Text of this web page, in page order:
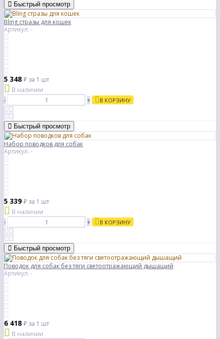
Быстрый просмотр
Bling стразы для кошек
Артикул: -
5 348 ₽ за 1 шт
В наличии
-
+ В КОРЗИНУ
Быстрый просмотр
Набор поводков для собак
Артикул: -
5 339₽ за 1 шт
В наличии
-
+ В КОРЗИНУ
Быстрый просмотр
Поводок для собак без тяги светоотражающий дышащий
Артикул: -
6 418 ₽ за 1 шт
В наличии